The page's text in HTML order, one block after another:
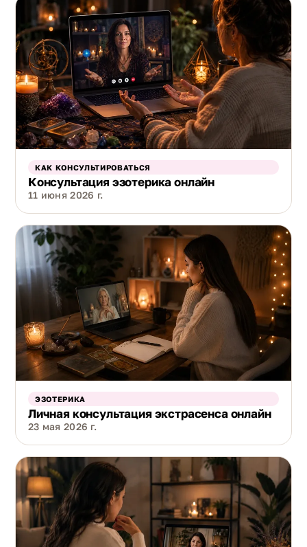
КАК КОНСУЛЬТИРОВАТЬСЯ
Консультация эзотерика онлайн
11 июня 2026 г.
ЭЗОТЕРИКА
Личная консультация экстрасенса онлайн
23 мая 2026 г.